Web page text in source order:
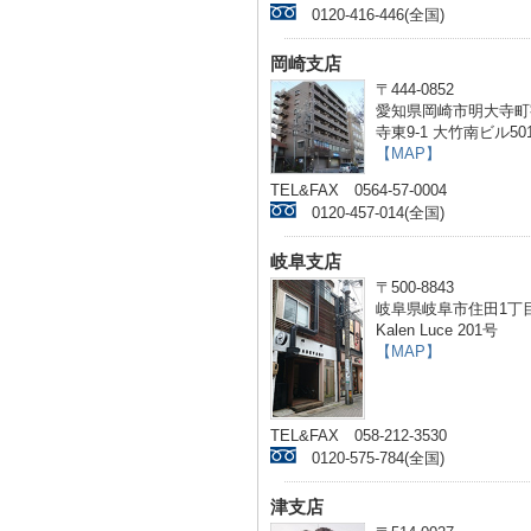
0120-416-446(全国)
岡崎支店
〒444-0852
愛知県岡崎市明大寺
寺東9-1 大竹南ビル
【MAP】
TEL&FAX 0564-57-0004
0120-457-014(全国)
岐阜支店
〒500-8843
岐阜県岐阜市住田1丁
Kalen Luce 201号
【MAP】
TEL&FAX 058-212-3530
0120-575-784(全国)
津支店